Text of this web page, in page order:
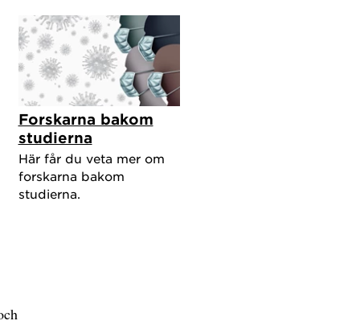
Forskarna bakom
studierna
Här får du veta mer om
forskarna bakom
studierna.